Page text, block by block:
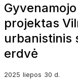
projektas
urbanistinis
erdvė
2025 liepos 30 d.